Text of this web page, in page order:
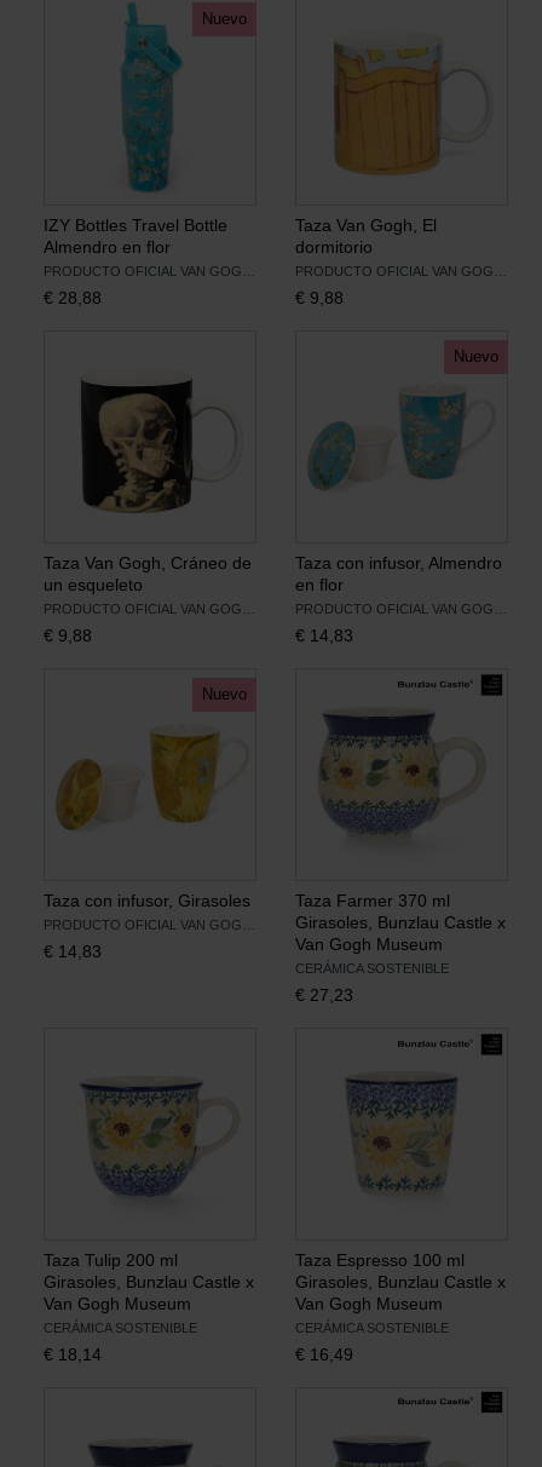
Nuevo
IZY Bottles Travel Bottle
Almendro en flor
€ 28,88
Taza Van Gogh, El
dormitorio
€ 9,88
Taza Van Gogh, Cráneo de
un esqueleto
€ 9,88
Nuevo
Taza con infusor, Almendro
en flor
€ 14,83
Nuevo
Taza con infusor, Girasoles
€ 14,83
Taza Farmer 370 ml
Girasoles, Bunzlau Castle x
Van Gogh Museum
CERÁMICA SOSTENIBLE
€ 27,23
Taza Tulip 200 ml
Girasoles, Bunzlau Castle x
Van Gogh Museum
CERÁMICA SOSTENIBLE
€ 18,14
Taza Espresso 100 ml
Girasoles, Bunzlau Castle x
Van Gogh Museum
CERÁMICA SOSTENIBLE
€ 16,49